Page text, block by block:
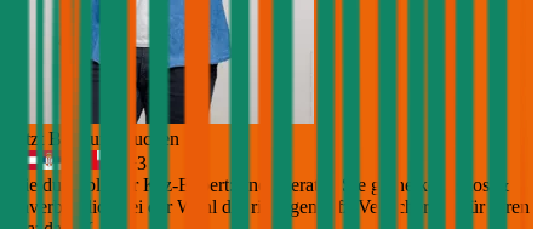
Jetzt Beratung buchen
+3
Die durchblicker Kfz-Expert:innen beraten Sie gerne kostenlos &
unverbindlich bei der Wahl der richtigen Kfz-Versicherung für Ihren